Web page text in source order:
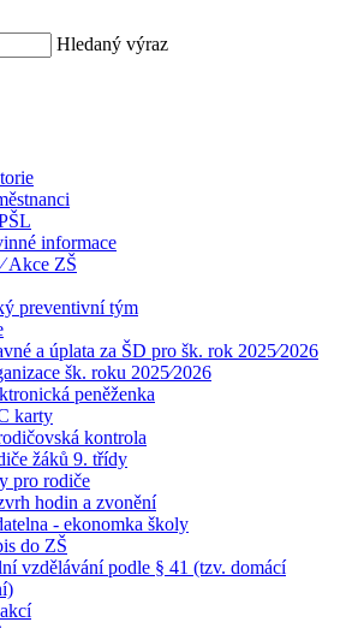
Hledaný výraz
informace
Akce ZŠ
preventivní tým
a úplata za ŠD pro šk. rok 2025⁄2026
šk. roku 2025⁄2026
peněženka
karty
kontrola
žáků 9. třídy
pro rodiče
hodin a zvonění
- ekonomka školy
do ZŠ
vzdělávání podle § 41 (tzv. domácí